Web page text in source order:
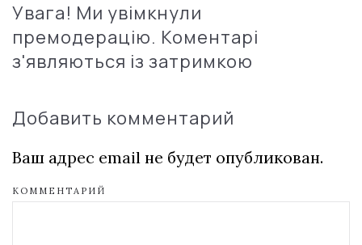
Увага! Ми увімкнули
премодерацію. Коментарі
з'являються із затримкою
Добавить комментарий
Ваш адрес email не будет опубликован.
КОММЕНТАРИЙ